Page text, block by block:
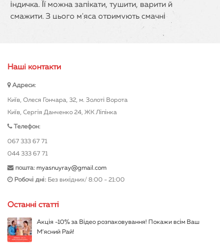
індичка. Її можна запікати, тушити, варити й
смажити. З цього м'яса отримують смачні
шашлики й корисні наваристі бульйони. Ми
новачок у сфері кулінарії.
Хочете порадувати сім'ю чимось
смачненьким? Повірте, індичатина стане
безпрограшним варіантом. М'ясо індичатини
більш щільне й волокнисте, ніж у курки. Має
що в інтернет-магазині «М'ясний рай» завжди
знайдеться якісна, вирощена в екологічних
підходить для частого споживання. Адже
воно багате мікроелементами й вітамінами:
Нашi контакти
Адреси:
Київ, Олеся Гончара, 32, м. Золоті Ворота
Київ, Сергія Данченко 24, ЖК Ліпінка
Телефон:
067 333 67 71
044 333 67 71
пошта: myasnuyray@gmail.com
Робочі дні: Без вихідних/ 8:00 - 21:00
Останні статті
Акція -10% за Відео розпаковування! Покажи всім Ваш
М’ясний Рай!